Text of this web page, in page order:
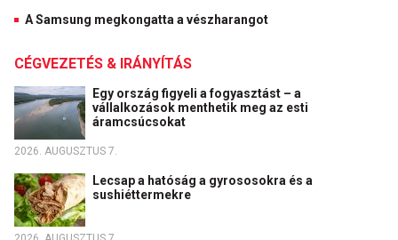
A Samsung megkongatta a vészharangot
CÉGVEZETÉS & IRÁNYÍTÁS
Egy ország figyeli a fogyasztást – a
vállalkozások menthetik meg az esti
áramcsúcsokat
2026. AUGUSZTUS 7.
Lecsap a hatóság a gyrososokra és a
sushiéttermekre